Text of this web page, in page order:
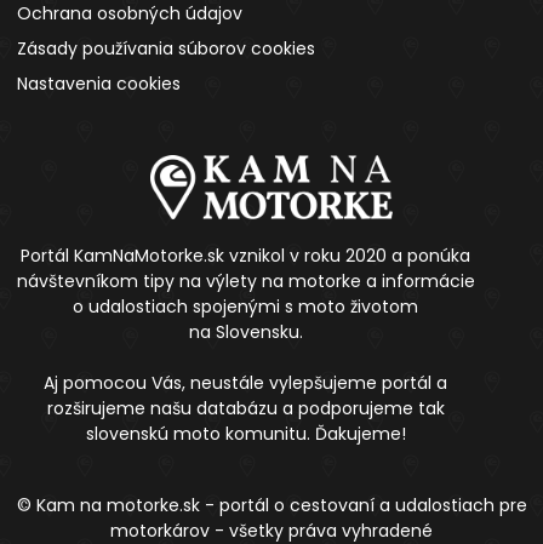
Ochrana osobných údajov
Zásady používania súborov cookies
Nastavenia cookies
Portál KamNaMotorke.sk vznikol v roku 2020 a ponúka
návštevníkom tipy na výlety na motorke a informácie
o udalostiach spojenými s moto životom
na Slovensku.
Aj pomocou Vás, neustále vylepšujeme portál a
rozširujeme našu databázu a podporujeme tak
slovenskú moto komunitu. Ďakujeme!
© Kam na motorke.sk - portál o cestovaní a udalostiach pre
motorkárov - všetky práva vyhradené